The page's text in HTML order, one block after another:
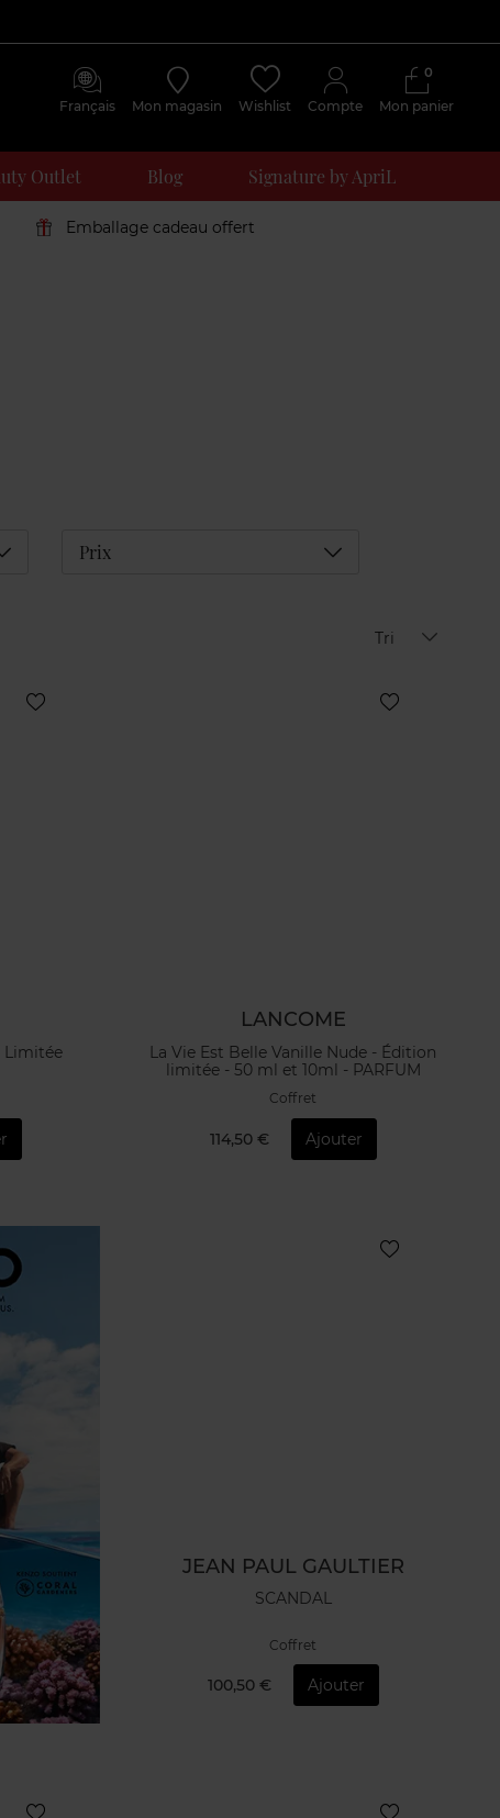
Français Mon magasin Wishlist Compte Mon panier
0
Outlet Blog Signature by ApriL
Emballage cadeau offert
Prix Déplier
Tri
Limitée
LANCOME
La Vie Est Belle Vanille Nude - Édition
limitée - 50 ml et 10ml - PARFUM
Coffret
114,50 € Ajouter
JEAN PAUL GAULTIER
SCANDAL
Coffret
100,50 € Ajouter